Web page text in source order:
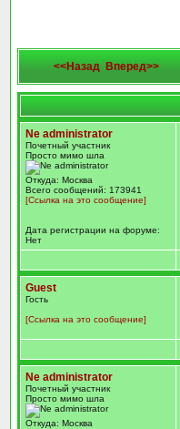
<<Назад Вперед>>
Ne administrator
Почетный участник
Просто мимо шла
Откуда: Москва
Всего сообщений: 173941
[Ссылка на это сообщение]
Дата регистрации на форуме:
Нет
Guest
Гость
[Ссылка на это сообщение]
Ne administrator
Почетный участник
Просто мимо шла
Откуда: Москва